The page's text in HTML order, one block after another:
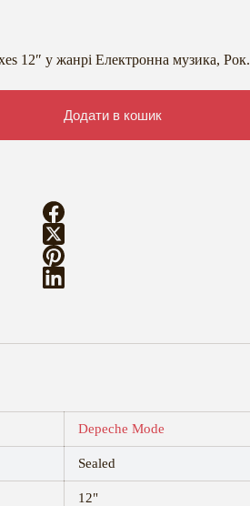
12″ у жанрі Електронна музика, Рок.
Додати в кошик
Depeche Mode
Sealed
12"